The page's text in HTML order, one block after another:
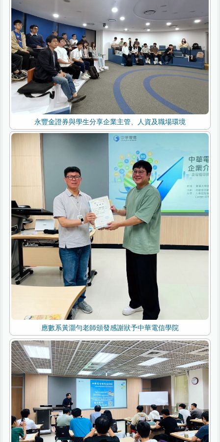
永豐金證券與學生分享企業主管、人資及職場環境
應數系黃灝勻老師頒發感謝狀予中華電信學院